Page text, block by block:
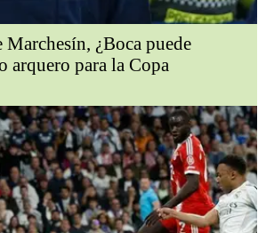
Marchesín, ¿Boca puede
arquero para la Copa